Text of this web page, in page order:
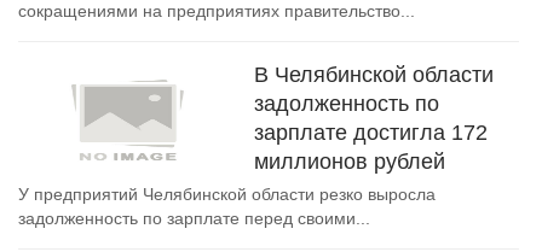
сокращениями на предприятиях правительство...
В Челябинской области
задолженность по
зарплате достигла 172
миллионов рублей
У предприятий Челябинской области резко выросла
задолженность по зарплате перед своими...